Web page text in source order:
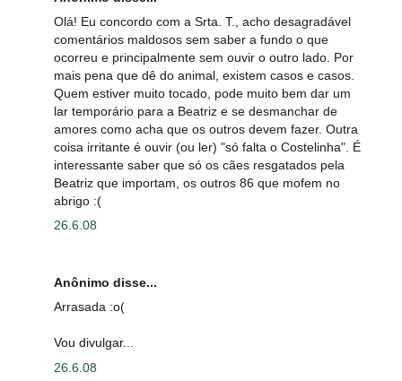
Olá! Eu concordo com a Srta. T., acho desagradável
comentários maldosos sem saber a fundo o que
ocorreu e principalmente sem ouvir o outro lado. Por
mais pena que dê do animal, existem casos e casos.
Quem estiver muito tocado, pode muito bem dar um
lar temporário para a Beatriz e se desmanchar de
amores como acha que os outros devem fazer. Outra
coisa irritante é ouvir (ou ler) "só falta o Costelinha". É
interessante saber que só os cães resgatados pela
Beatriz que importam, os outros 86 que mofem no
abrigo :(
26.6.08
Anônimo disse...
Arrasada :o(
Vou divulgar...
26.6.08